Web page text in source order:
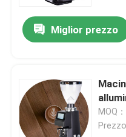
Miglior prezzo
MOQ